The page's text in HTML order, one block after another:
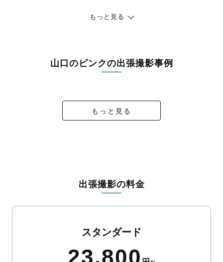
ありのままの空気感を大切に、何十年経っても見返したくなるよ
料金は全国どこでも一律。わかりやすく安心の価格設定です。オ
リジナルの研修と厳正な審査に合格し、撮影技術やホスピタリテ
出会えます。まずは、ラブグラフの撮影事例
もっと見る
山口のピンクの出張撮影事例
もっと見る
出張撮影の料金
スタンダード
23,800